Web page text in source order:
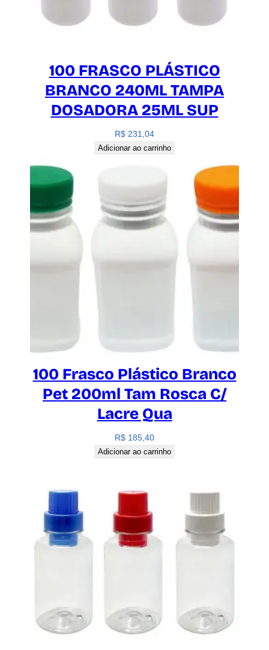
100 FRASCO PLÁSTICO
BRANCO 240ML TAMPA
DOSADORA 25ML SUP
R$ 231,04
Adicionar ao carrinho
100 Frasco Plástico Branco
Pet 200ml Tam Rosca C/
Lacre Qua
R$ 185,40
Adicionar ao carrinho